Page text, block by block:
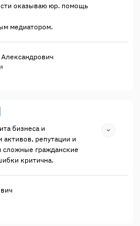
оказываю юр. помощь
медиатором.
бизнеса и
активов, репутации и
гражданские
критична.